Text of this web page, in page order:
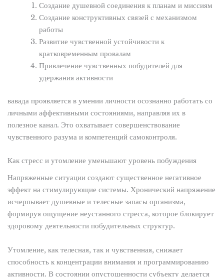
Создание душевной соединения к планам и миссиям
Создание конструктивных связей с механизмом
работы
Развитие чувственной устойчивости к
кратковременным провалам
Привлечение чувственных побудителей для
удержания активности
вавада проявляется в умении личности осознанно работать со
личными аффективными состояниями, направляя их в
полезное канал. Это охватывает совершенствование
чувственного разума и компетенций самоконтроля.
Как стресс и утомление уменьшают уровень побуждения
Напряженные ситуации создают существенное негативное
эффект на стимулирующие системы. Хронический напряжение
исчерпывает душевные и телесные запасы организма,
формируя ощущение неустанного стресса, которое блокирует
здоровому деятельности побудительных структур.
Утомление, как телесная, так и чувственная, снижает
способность к концентрации внимания и программированию
активности. В состоянии опустошенности субъекту делается